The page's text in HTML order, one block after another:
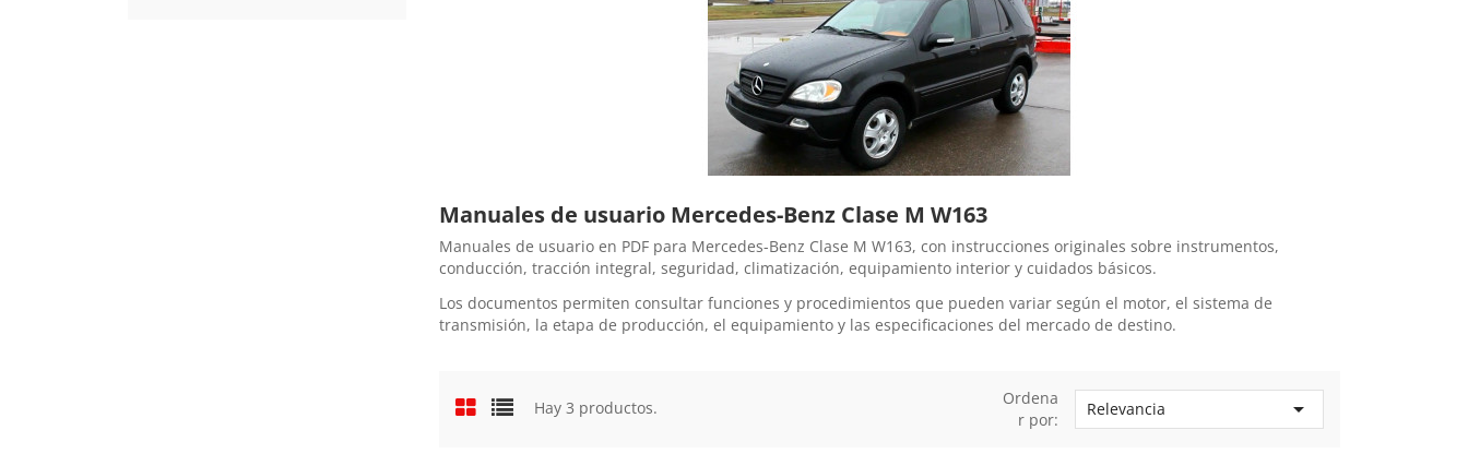
Manuales de usuario Mercedes-Benz Clase M W163
Manuales de usuario en PDF para Mercedes-Benz Clase M W163, con instrucciones originales sobre instrumentos,
conducción, tracción integral, seguridad, climatización, equipamiento interior y cuidados básicos.
Los documentos permiten consultar funciones y procedimientos que pueden variar según el motor, el sistema de
transmisión, la etapa de producción, el equipamiento y las especificaciones del mercado de destino.
Hay 3 productos.
Ordena
r por:
Relevancia 